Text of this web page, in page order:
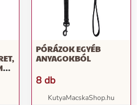
PÓRÁZOK EGYÉB
ANYAGOKBÓL
8 db
KutyaMacskaShop.hu